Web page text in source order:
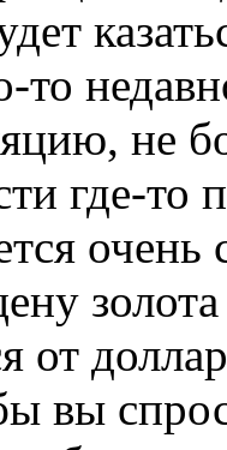
то
не
где-
от
вы